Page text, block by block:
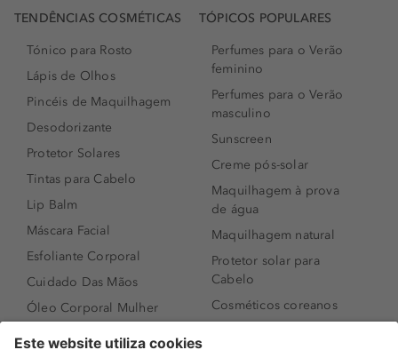
TENDÊNCIAS COSMÉTICAS
Tónico para Rosto
Lápis de Olhos
Pincéis de Maquilhagem
Desodorizante
Protetor Solares
Tintas para Cabelo
Lip Balm
Máscara Facial
Esfoliante Corporal
Cuidado Das Mãos
Óleo Corporal Mulher
TÓPICOS POPULARES
Perfumes para o Verão
feminino
Perfumes para o Verão
masculino
Sunscreen
Creme pós-solar
Maquilhagem à prova
de água
Maquilhagem natural
Protetor solar para
Cabelo
Cosméticos coreanos